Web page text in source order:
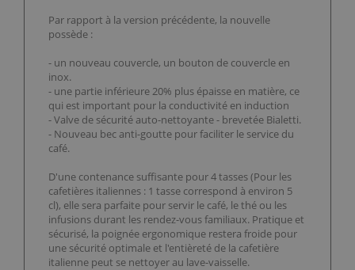
Par rapport à la version précédente, la nouvelle
possède :
- un nouveau couvercle, un bouton de couvercle en
inox.
- une partie inférieure 20% plus épaisse en matière, ce
qui est important pour la conductivité en induction
- Valve de sécurité auto-nettoyante - brevetée Bialetti.
- Nouveau bec anti-goutte pour faciliter le service du
café.
D'une contenance suffisante pour 4 tasses (Pour les
cafetières italiennes : 1 tasse correspond à environ 5
cl), elle sera parfaite pour servir le café, le thé ou les
infusions durant les rendez-vous familiaux. Pratique et
sécurisé, la poignée ergonomique restera froide pour
une sécurité optimale et l'entièreté de la cafetière
italienne peut se nettoyer au lave-vaisselle.